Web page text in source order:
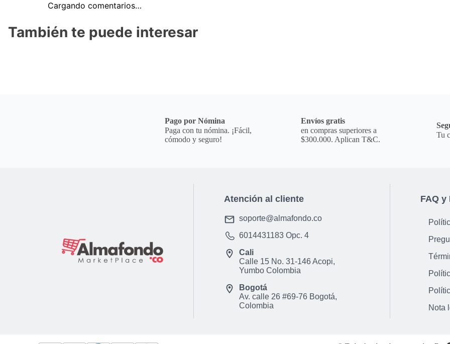
Cargando comentarios…
También te puede interesar
Pago por Nómina
Paga con tu nómina. ¡Fácil,
cómodo y seguro!
Envíos gratis
en compras superiores a
$300.000. Aplican T&C.
Tu
Atención al cliente
soporte@almafondo.co
6014431183Opc. 4
Cali
Calle 15 No. 31-146 Acopi,
Yumbo Colombia
Bogotá
Av. calle 26 #69-76 Bogotá,
Colombia
FAQ y
Nota